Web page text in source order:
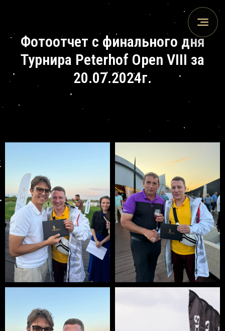
Фотоотчет с финального дня
Турнира Peterhof Open VIII за
20.07.2024г.